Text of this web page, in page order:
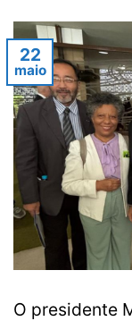
22
maio
O presidente